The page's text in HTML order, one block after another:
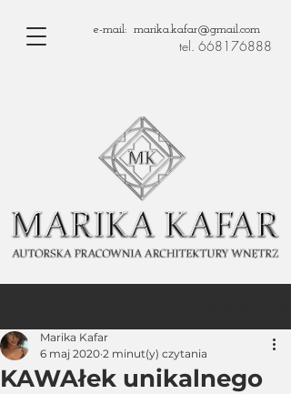
e-mail: marika.kafar@gmail.com
tel. 668176888
KAWAłek unikalnego
Marika Kafar
6 maj 2020 2 minut(y) czytania